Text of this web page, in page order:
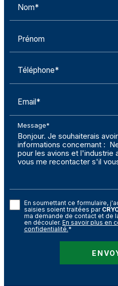
Nom*
Prénom
Téléphone*
Email*
Message*
En soumettant ce formulaire,
saisies soient traitées par
ma demande de contact et de
en découler. En savoir plus en
confidentialité.*